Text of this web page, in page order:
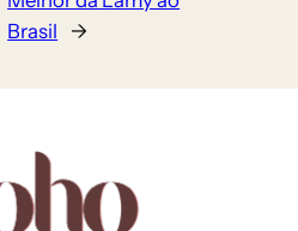
Brasil
→